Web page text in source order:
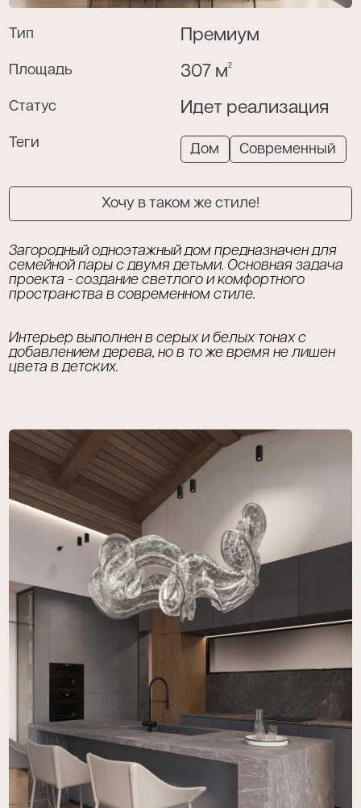
Я даю согласие на обработку моих
политикой конфиденциальности.
Тип Премиум
Площадь 307 м2
Статус Идет реализация
Теги Дом Современный
Хочу в таком же стиле!
Загородный одноэтажный дом предназначен для
семейной пары с двумя детьми. Основная задача
проекта - создание светлого и комфортного
пространства в современном стиле.
Интерьер выполнен в серых и белых тонах с
добавлением дерева, но в то же время не лишен
цвета в детских.